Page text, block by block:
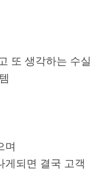
또 생각하는 수실
며
게되면 결국 고객